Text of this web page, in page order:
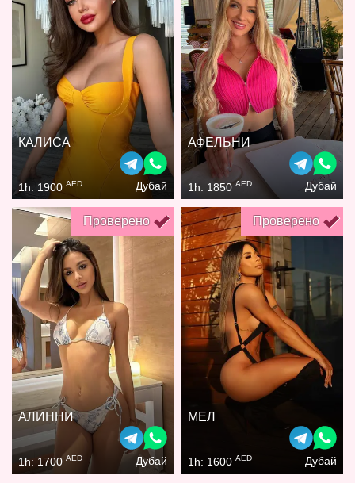
КАЛИСА
1h: 1900 AED Дубай
АФЕЛЬНИ
1h: 1850 AED Дубай
Проверено
АЛИННИ
1h: 1700 AED Дубай
Проверено
МЕЛ
1h: 1600 AED Дубай